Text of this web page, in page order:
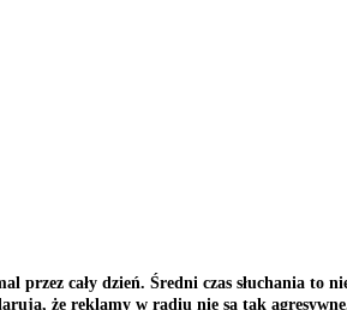
przez cały dzień. Średni czas słuchania to
że reklamy w radiu nie są tak